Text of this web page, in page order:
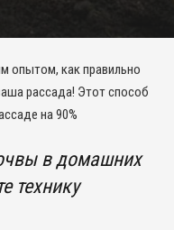
опытом, как правильно
рассада! Этот способ
на 90%
в домашних
технику